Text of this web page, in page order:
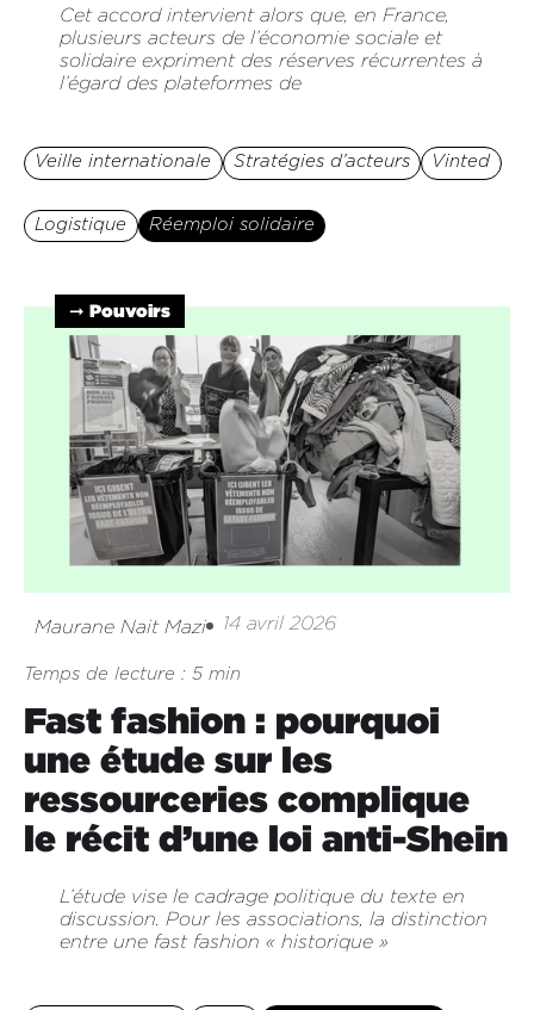
Cet accord intervient alors que, en France,
plusieurs acteurs de l’économie sociale et
solidaire expriment des réserves récurrentes à
l’égard des plateformes de
Veille internationale Stratégies d’acteurs Vinted
Logistique Réemploi solidaire
➞ Pouvoirs
Maurane Nait Mazi 14 avril 2026
Temps de lecture : 5 min
Fast fashion : pourquoi
une étude sur les
ressourceries complique
le récit d’une loi anti-Shein
L’étude vise le cadrage politique du texte en
discussion. Pour les associations, la distinction
entre une fast fashion « historique »